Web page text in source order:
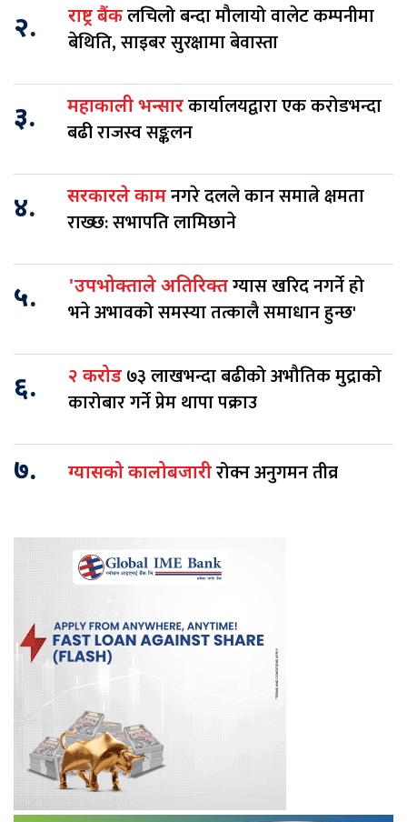
२. राष्ट्र बैंकलचिलो बन्दा मौलायो वालेट कम्पनीमा
बेथिति, साइबर सुरक्षामा बेवास्ता
३. महाकाली भन्सारकार्यालयद्वारा एक करोडभन्दा
बढी राजस्व सङ्कलन
४. सरकारले कामनगरे दलले कान समात्ने क्षमता
राख्छ: सभापति लामिछाने
५. 'उपभोक्ताले अतिरिक्तग्यास खरिद नगर्ने हो
भने अभावको समस्या तत्कालै समाधान हुन्छ'
६. २ करोड ७३ लाखभन्दा बढीको अभौतिक मुद्राको
कारोबार गर्ने प्रेम थापा पक्राउ
७. ग्यासको कालोबजारीरोक्न अनुगमन तीव्र